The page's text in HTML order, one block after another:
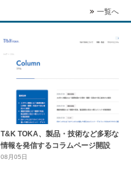
一覧へ
T&K TOKA、製品・技術など多彩な
情報を発信するコラムページ開設
08月05日